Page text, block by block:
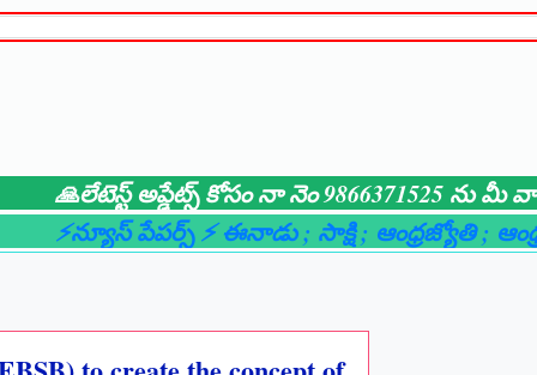
🙏లేటెస్ట్ అప్డేట్స్ కోసం నా నెం 9866371525 ను మీ
⚡న్యూస్ పేపర్స్ ⚡ ఈనాడు; సాక్షి; ఆంధ్రజ్యోతి;